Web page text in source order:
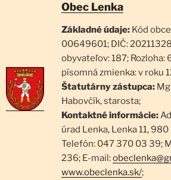
Obec Lenka
Základné údaje: Kód
00649601; DIČ:
obyvateľov: 187; Rozloha:
písomná zmienka: v roku
Štatutárny zástupca:
Habovčík, starosta;
Kontaktné informácie:
úrad Lenka, Lenka 11,
Telefón: 047 370 03 39;
236; E-mail:
www.obeclenka.sk/;